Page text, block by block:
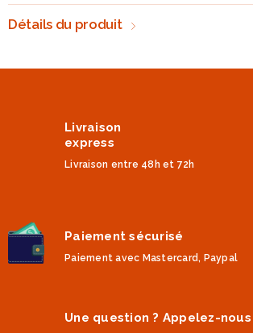
Détails du produit
Livraison
express
Livraison entre 48h et 72h
Paiement sécurisé
Paiement avec Mastercard, Paypal
Une question ? Appelez-nous